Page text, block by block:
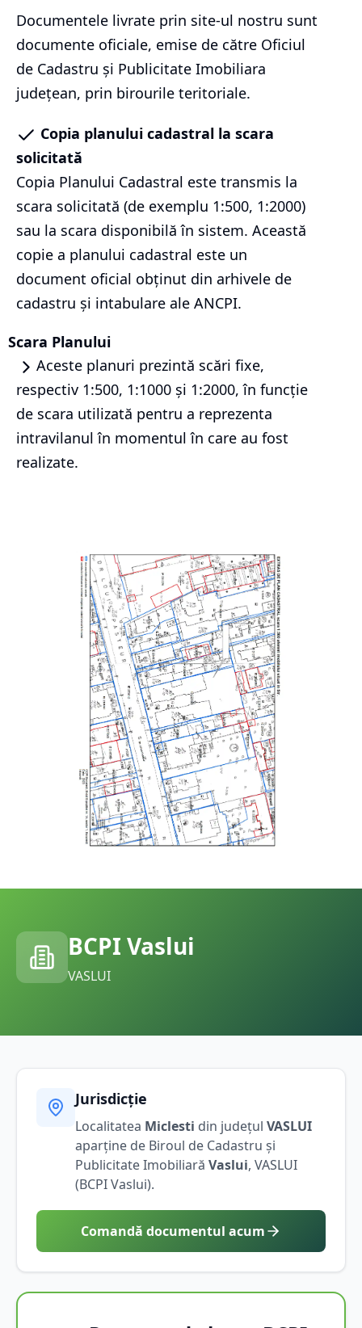
Documentele livrate prin site-ul nostru sunt
documente oficiale, emise de către Oficiul
de Cadastru și Publicitate Imobiliara
județean, prin birourile teritoriale.
Copia planului cadastral la scara
solicitată
Copia Planului Cadastral este transmis la
scara solicitată (de exemplu 1:500, 1:2000)
sau la scara disponibilă în sistem. Această
copie a planului cadastral este un
document oficial obținut din arhivele de
cadastru și intabulare ale ANCPI.
Scara Planului
Aceste planuri prezintă scări fixe,
respectiv 1:500, 1:1000 și 1:2000, în funcție
de scara utilizată pentru a reprezenta
intravilanul în momentul în care au fost
realizate.
BCPI Vaslui
VASLUI
Jurisdicție
Localitatea Miclesti din județul VASLUI
aparține de Biroul de Cadastru și
Publicitate Imobiliară Vaslui, VASLUI
(BCPIVaslui).
Comandă documentul acum